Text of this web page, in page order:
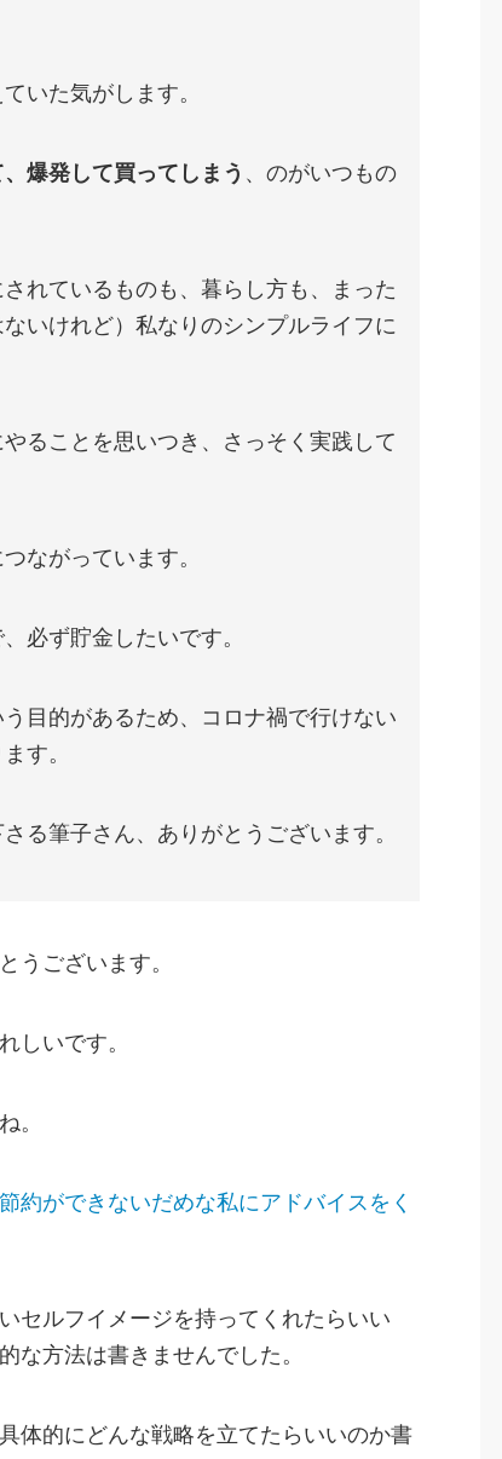
いた気がします。
爆発して買ってしまう 、のがいつもの
れているものも、暮らし方も、まった
いけれど）私なりのシンプルライフに
ることを思いつき、さっそく実践して
ながっています。
必ず貯金したいです。
目的があるため、コロナ禍で行けない
す。
る筆子さん、ありがとうございます。
うございます。
しいです。
。
節約ができないだめな私にアドバイスをく
セルフイメージを持ってくれたらいい
な方法は書きませんでした。
体的にどんな戦略を立てたらいいのか書